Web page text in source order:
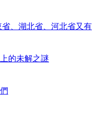
、湖北省、河北省又有
的未解之謎